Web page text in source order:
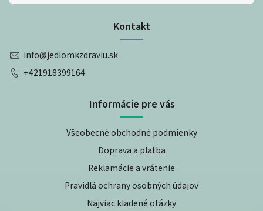
Kontakt
info@jedlomkzdraviu.sk
+421918399164
Informácie pre vás
Všeobecné obchodné podmienky
Doprava a platba
Reklamácie a vrátenie
Pravidlá ochrany osobných údajov
Najviac kladené otázky